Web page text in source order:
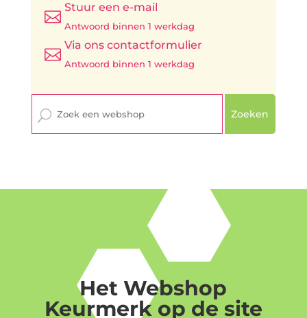

Stuur een e-mail
Antwoord binnen 1 werkdag

Via ons contactformulier
Antwoord binnen 1 werkdag
Zoeken
Het Webshop
Keurmerk op de site